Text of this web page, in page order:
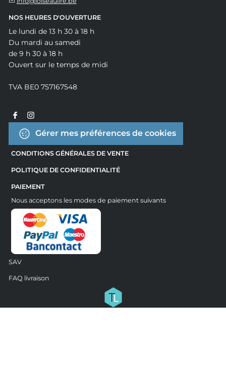
NOS HEURES D'OUVERTURE
Le lundi de 13 h 30 à 18 h
Du mardi au samedi
de 9 h 30 à 18 h
Ouvert sur le temps de midi
TVA BE0 757167548
Gérer mes préférences de cookies
CONDITIONS GÉNÉRALES DE VENTE
POLITIQUE DE CONFIDENTIALITÉ
PAIEMENT
Nous acceptons les modes de paiement suivants
SAV
FAQ livraison